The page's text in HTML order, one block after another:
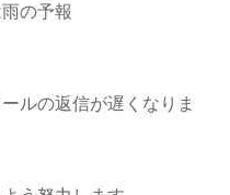
の予報
ルの返信が遅くなりま